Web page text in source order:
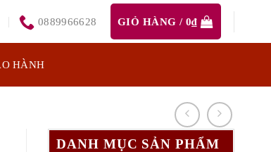
0889966628 GIỎ HÀNG / 0₫
HÀNH
DANH MỤC SẢN PHẨM